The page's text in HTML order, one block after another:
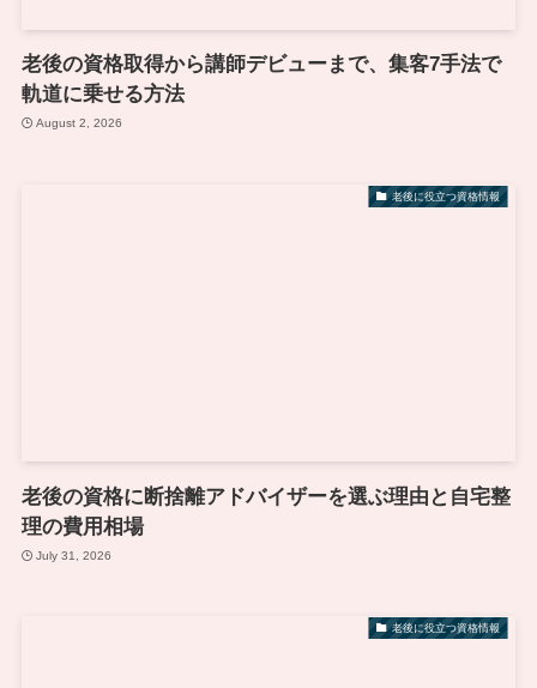
老後の資格取得から講師デビューまで、集客7手法で
軌道に乗せる方法
August 2, 2026
老後に役立つ資格情報
老後の資格に断捨離アドバイザーを選ぶ理由と自宅整
理の費用相場
July 31, 2026
老後に役立つ資格情報